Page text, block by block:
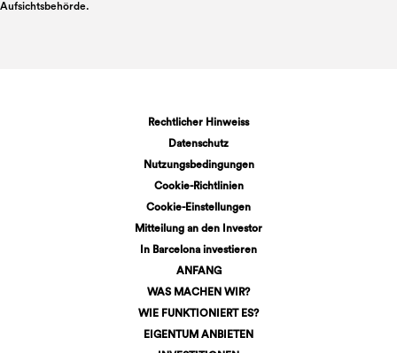
Aufsichtsbehörde.
Rechtlicher Hinweiss
Datenschutz
Nutzungsbedingungen
Cookie-Richtlinien
Cookie-Einstellungen
Mitteilung an den Investor
In Barcelona investieren
ANFANG
WAS MACHEN WIR?
WIE FUNKTIONIERT ES?
EIGENTUM ANBIETEN